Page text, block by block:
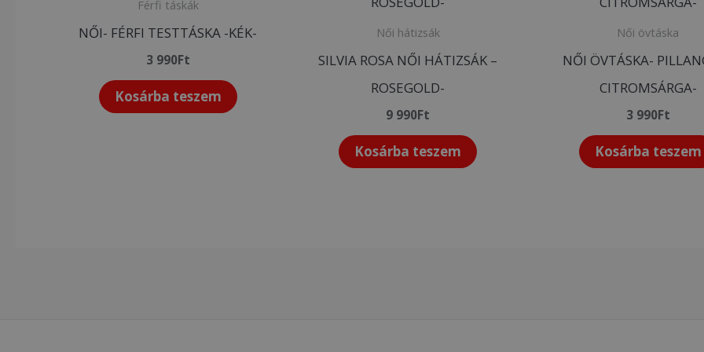
Férfi táskák
NŐI- FÉRFI TESTTÁSKA -KÉK-
3 990Ft
Kosárba teszem
Női hátizsák
SILVIA ROSA NŐI HÁTIZSÁK –
ROSEGOLD-
9 990Ft
Kosárba teszem
Női övtáska
NŐI ÖVTÁSKA-
CITROMSÁRGA-
3 990Ft
Kosárba teszem